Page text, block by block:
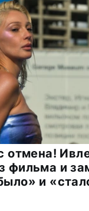
отмена!
фильма и
и